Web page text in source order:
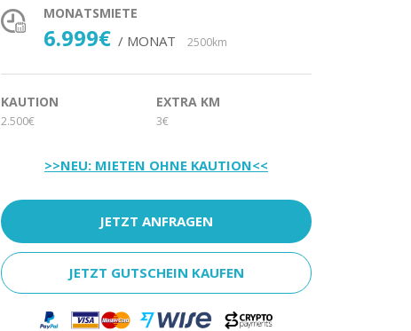
MONATSMIETE
6.999€ / MONAT 2500km
KAUTION
2.500€
EXTRA KM
3€
>>NEU: MIETEN OHNE KAUTION<<
JETZT ANFRAGEN
JETZT GUTSCHEIN KAUFEN